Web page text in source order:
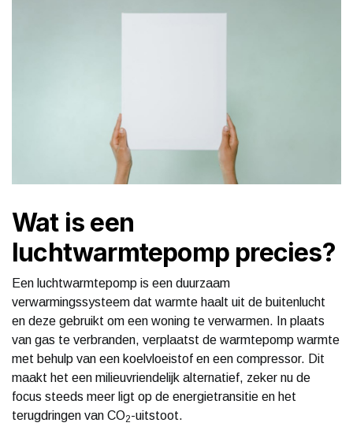
Wat is een
luchtwarmtepomp precies?
Een luchtwarmtepomp is een duurzaam
verwarmingssysteem dat warmte haalt uit de buitenlucht
en deze gebruikt om een woning te verwarmen. In plaats
van gas te verbranden, verplaatst de warmtepomp warmte
met behulp van een koelvloeistof en een compressor. Dit
maakt het een milieuvriendelijk alternatief, zeker nu de
focus steeds meer ligt op de energietransitie en het
terugdringen van CO2-uitstoot.